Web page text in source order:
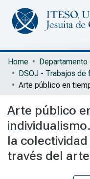
Communities &
All of Repository
Portal Biblioteca
Home
Arte público
la
través del arte